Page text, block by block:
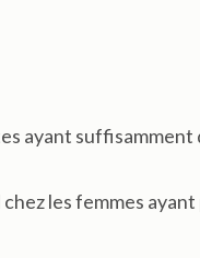
ayant suffisamment
les femmes ayant